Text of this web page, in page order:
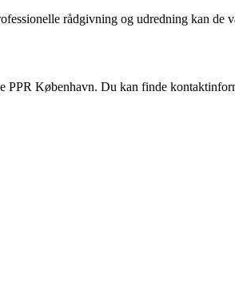
rådgivning og udredning kan
København. Du kan finde